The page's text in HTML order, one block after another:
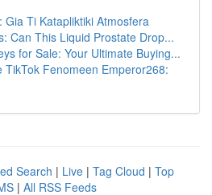
Gia Ti Katapliktiki Atmosfera
Can This Liquid Prostate Drop...
for Sale: Your Ultimate Buying...
TikTok Fenomeen Emperor268:
Search | Live | Tag Cloud | Top
| All RSS Feeds